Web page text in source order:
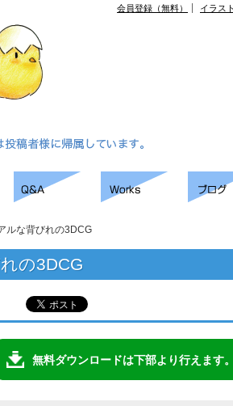
会員登録（無料） イラス
ルな背びれの3DCG
の3DCG
無料ダウンロードは下部より行えます。